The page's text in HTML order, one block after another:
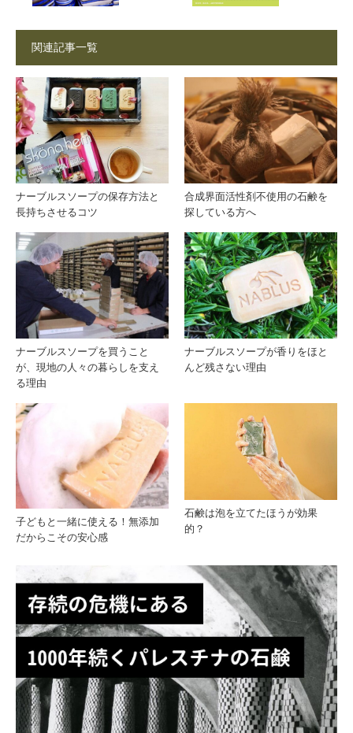
ミッ った
肌に
はテ
ツリ
ー石
鹸が
関連記事一覧
ナーブルスソープの保存方法と
長持ちさせるコツ
合成界面活性剤不使用の石鹸を
探している方へ
ナーブルスソープを買うこと
が、現地の人々の暮らしを支え
る理由
ナーブルスソープが香りをほと
んど残さない理由
子どもと一緒に使える！無添加
だからこその安心感
石鹸は泡を立てたほうが効果
的？